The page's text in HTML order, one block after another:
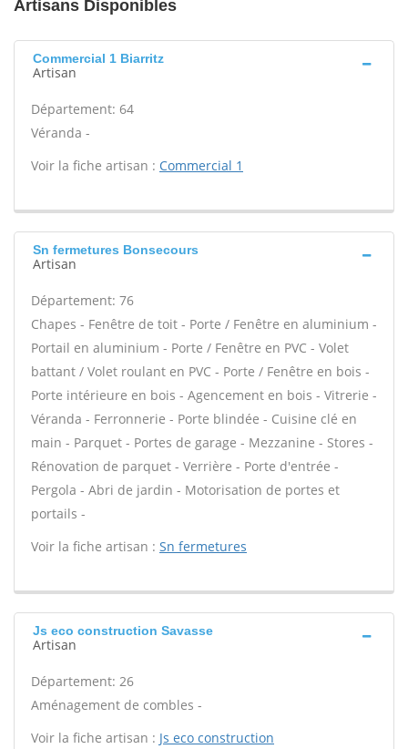
Artisans Disponibles
Commercial 1 Biarritz
Artisan
Département: 64
Véranda -
Voir la fiche artisan : Commercial 1
Sn fermetures Bonsecours
Artisan
Département: 76
Chapes - Fenêtre de toit - Porte / Fenêtre en aluminium -
Portail en aluminium - Porte / Fenêtre en PVC - Volet
battant / Volet roulant en PVC - Porte / Fenêtre en bois -
Porte intérieure en bois - Agencement en bois - Vitrerie -
Véranda - Ferronnerie - Porte blindée - Cuisine clé en
main - Parquet - Portes de garage - Mezzanine - Stores -
Rénovation de parquet - Verrière - Porte d'entrée -
Pergola - Abri de jardin - Motorisation de portes et
portails -
Voir la fiche artisan : Sn fermetures
Js eco construction Savasse
Artisan
Département: 26
Aménagement de combles -
Voir la fiche artisan : Js eco construction